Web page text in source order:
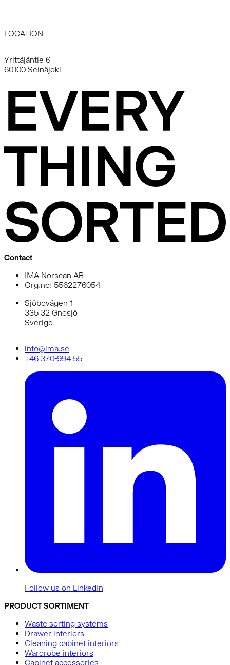
LOCATION
Yrittäjäntie 6
60100 Seinäjoki
Contact
IMA Norscan AB
Org.no: 5562276054
Sjöbovägen 1
335 32 Gnosjö
Sverige
info@ima.se
+46 370-994 55
Follow us on LinkedIn
PRODUCT SORTIMENT
Waste sorting systems
Drawer interiors
Cleaning cabinet interiors
Wardrobe interiors
Cabinet accessories